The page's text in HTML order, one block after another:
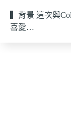
▍背景 這次與
喜愛…